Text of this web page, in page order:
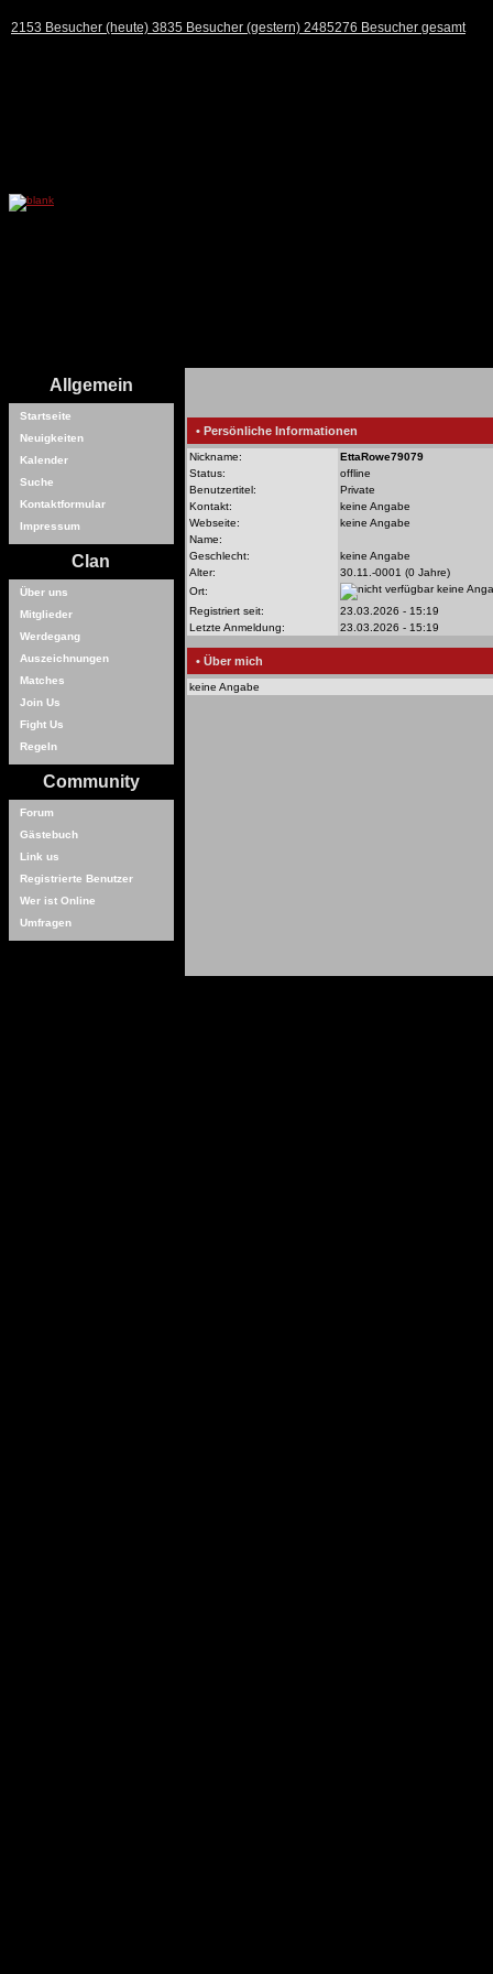
2153 Besucher (heute) 3835 Besucher (gestern) 2485276 Besucher gesamt
Allgemein
Startseite
Neuigkeiten
Kalender
Suche
Kontaktformular
Impressum
Clan
Über uns
Mitglieder
Werdegang
Auszeichnungen
Matches
Join Us
Fight Us
Regeln
Community
Forum
Gästebuch
Link us
Registrierte Benutzer
Wer ist Online
Umfragen
• Persönliche Informationen
Nickname:
EttaRowe79079
Status:
offline
Benutzertitel:
Private
Kontakt:
keine Angabe
Webseite:
keine Angabe
Name:
Geschlecht:
keine Angabe
Alter:
30.11.-0001 (0 Jahre)
Ort:
keine
Registriert seit:
23.03.2026 - 15:19
Letzte Anmeldung:
23.03.2026 - 15:19
• Über mich
keine Angabe